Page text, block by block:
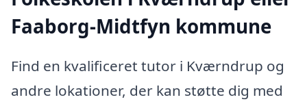
Faaborg-Midtfyn kommune
Find en kvalificeret tutor i Kværndrup og
andre lokationer, der kan støtte dig med